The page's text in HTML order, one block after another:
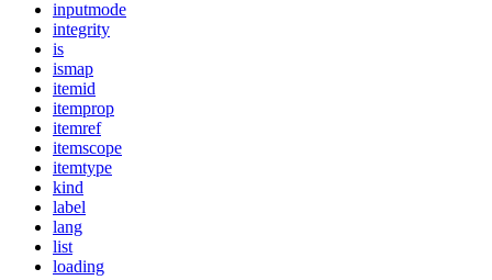
inputmode
integrity
is
ismap
itemid
itemprop
itemref
itemscope
itemtype
kind
label
lang
list
loading